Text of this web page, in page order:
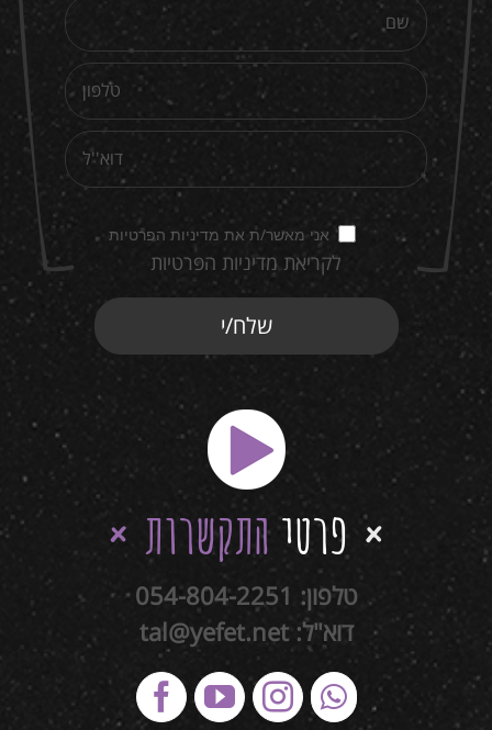
אני מאשר/ת את מדיניות הפרטיות
לקריאת מדיניות הפרטיות
פרטיהתקשרות
טלפון: 054-804-2251
דוא"ל:tal@yefet.net